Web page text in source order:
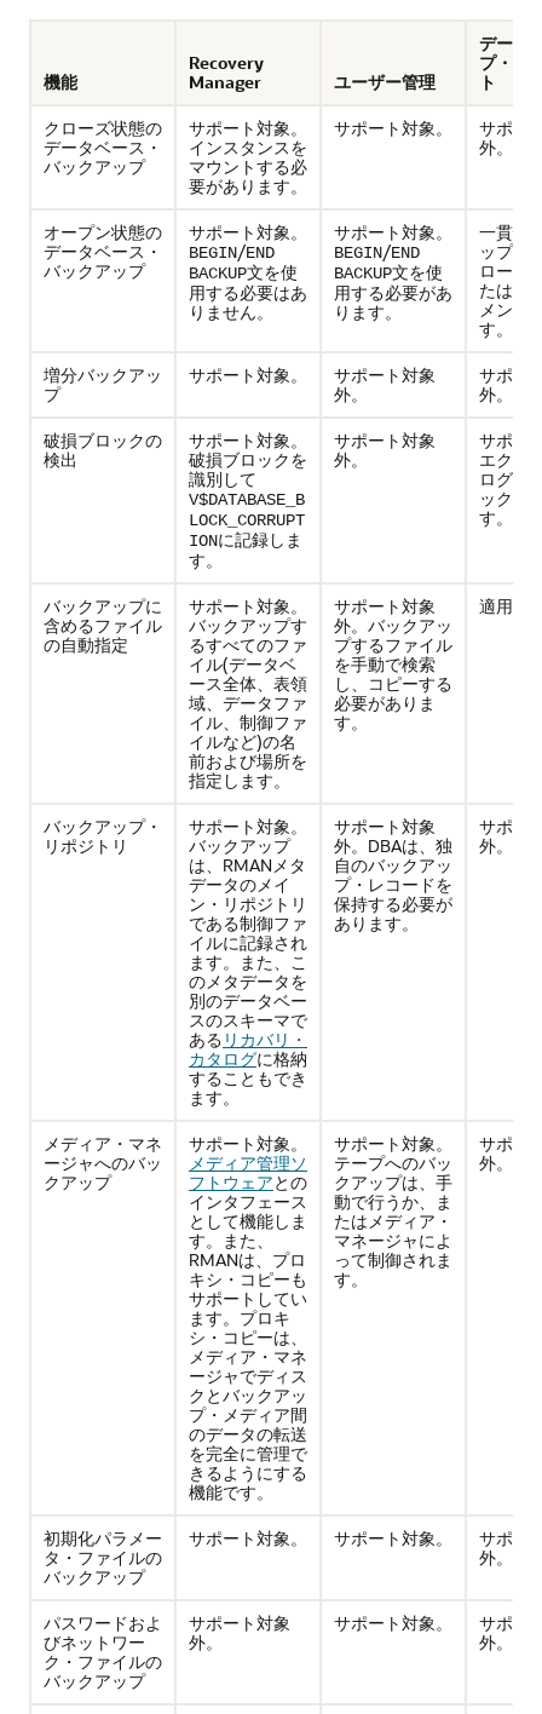
機能
Recovery
Manager
ユーザー管理
データ
プ・エ
ト
クローズ状態の
データベース・
バックアップ
サポート対象。
インスタンスを
マウントする必
要があります。
サポート対象。
サポー
外。
オープン状態の
データベース・
バックアップ
サポート対象。
BEGIN/END
BACKUP文を使
用する必要はあ
りません。
サポート対象。
BEGIN/END
BACKUP文を使
用する必要があ
ります。
一貫性
ップの
ロール
たは
メント
す。
増分バックアッ
プ
サポート対象。
サポート対象
外。
サポー
外。
破損ブロックの
検出
サポート対象。
破損ブロックを
識別して
V$DATABASE_B
LOCK_CORRUPT
IONに記録しま
す。
サポート対象
外。
サポー
エクス
ログで
ックを
す。
バックアップに
含めるファイル
の自動指定
サポート対象。
バックアップす
るすべてのファ
イル(データベ
ース全体、表領
域、データファ
イル、制御ファ
イルなど)の名
前および場所を
指定します。
サポート対象
外。バックアッ
プするファイル
を手動で検索
し、コピーする
必要がありま
す。
適用な
バックアップ・
リポジトリ
サポート対象。
バックアップ
は、RMANメタ
データのメイ
ン・リポジトリ
である制御ファ
イルに記録され
ます。また、こ
のメタデータを
別のデータベー
スのスキーマで
ある リカバリ・
カタログに格納
することもでき
ます。
サポート対象
外。DBAは、独
自のバックアッ
プ・レコードを
保持する必要が
あります。
サポー
外。
メディア・マネ
ージャへのバッ
クアップ
サポート対象。
メディア管理ソ
フトウェアとの
インタフェース
として機能しま
す。また、
RMANは、プロ
キシ・コピーも
サポートしてい
ます。プロキ
シ・コピーは、
メディア・マネ
ージャでディス
クとバックアッ
プ・メディア間
のデータの転送
を完全に管理で
きるようにする
機能です。
サポート対象。
テープへのバッ
クアップは、手
動で行うか、ま
たはメディア・
マネージャによ
って制御されま
す。
サポー
外。
初期化パラメー
タ・ファイルの
バックアップ
サポート対象。 サポート対象。
サポー
外。
パスワードおよ
びネットワー
ク・ファイルの
バックアップ
サポート対象
外。
サポート対象。
サポー
外。